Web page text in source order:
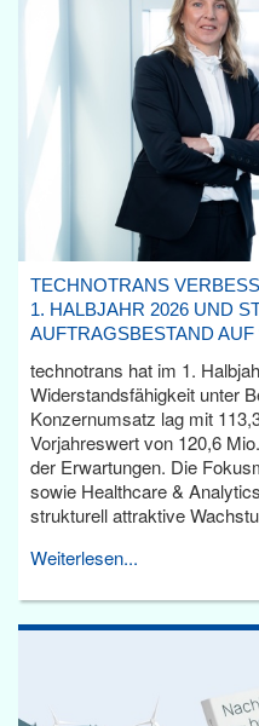
TECHNOTRANS
1. HALBJAHR 2026 UND
AUFTRAGSBESTAND AUF
technotrans hat im 1.
Widerstandsfähigkeit unter
Konzernumsatz lag mit
Vorjahreswert von 120,6
der Erwartungen. Die
sowie Healthcare &
strukturell attraktive
Weiterlesen...